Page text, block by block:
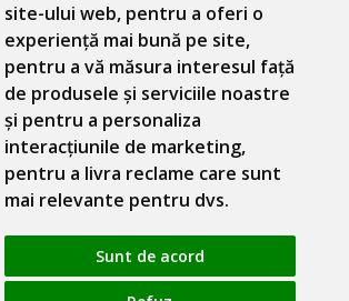
site-ului web, pentru a oferi o
experiență mai bună pe site,
pentru a vă măsura interesul față
de produsele și serviciile noastre
și pentru a personaliza
interacțiunile de marketing,
pentru a livra reclame care sunt
mai relevante pentru dvs.
Sunt de acord
Informatiile mele personale